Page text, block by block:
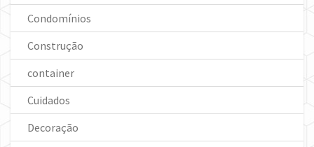
Condomínios
Construção
container
Cuidados
Decoração